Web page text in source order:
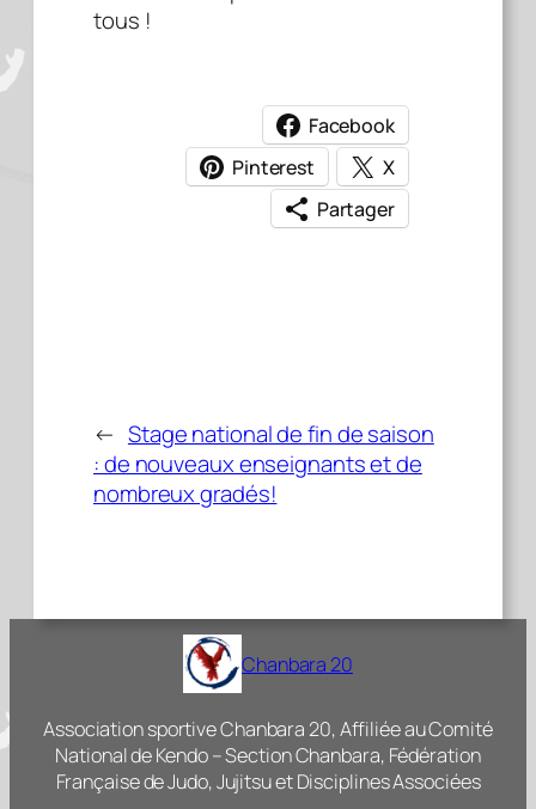
tous !
Facebook
Pinterest
X
Partager
← Stage national de fin de saison
: de nouveaux enseignants et de
nombreux gradés!
Chanbara 20
Association sportive Chanbara 20, Affiliée au Comité
National de Kendo – Section Chanbara, Fédération
Française de Judo, Jujitsu et Disciplines Associées